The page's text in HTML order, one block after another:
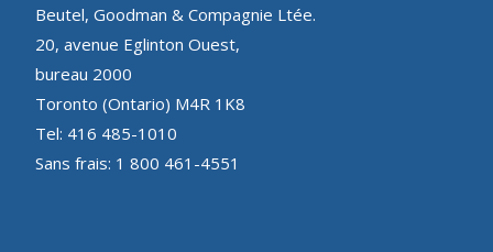
Beutel, Goodman & Compagnie Ltée.
20, avenue Eglinton Ouest,
bureau 2000
Toronto (Ontario) M4R 1K8
Tel: 416 485-1010
Sans frais: 1 800 461-4551